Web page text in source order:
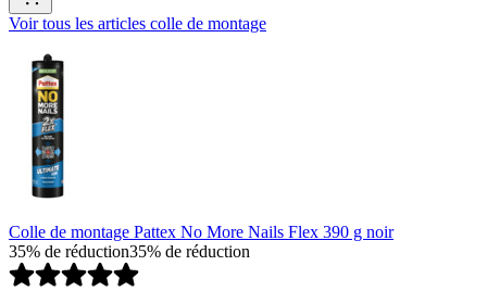
Voir tous les articles colle de montage
Colle de montage Pattex No More Nails Flex 390 g noir
35% de réduction35% de réduction